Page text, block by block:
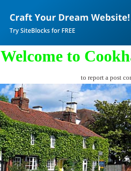
Welcome to
to report a post